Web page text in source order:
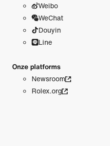
Weibo
WeChat
Douyin
Line
Onze platforms
Newsroom
Rolex.org